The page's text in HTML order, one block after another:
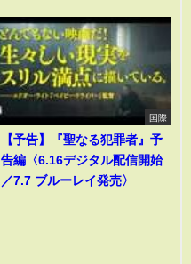
国際
【予告】『聖なる犯罪者』予
告編〈6.16デジタル配信開始
／7.7 ブルーレイ発売〉